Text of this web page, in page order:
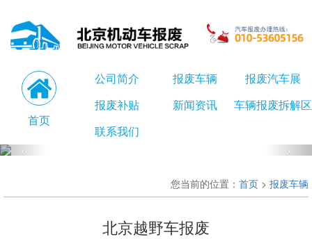
首页
公司简介 报废车辆
报废汽车展
报废补贴
新闻资讯
车辆报废拆解区
联系我们
您当前的位置： 首页 > 报废车辆
北京越野车报废